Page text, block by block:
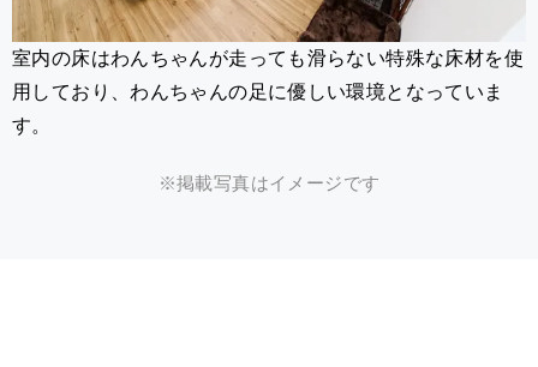
室内の床はわんちゃんが走っても滑らない特殊な床材を使
用しており、わんちゃんの足に優しい環境となっていま
す。
※掲載写真はイメージです